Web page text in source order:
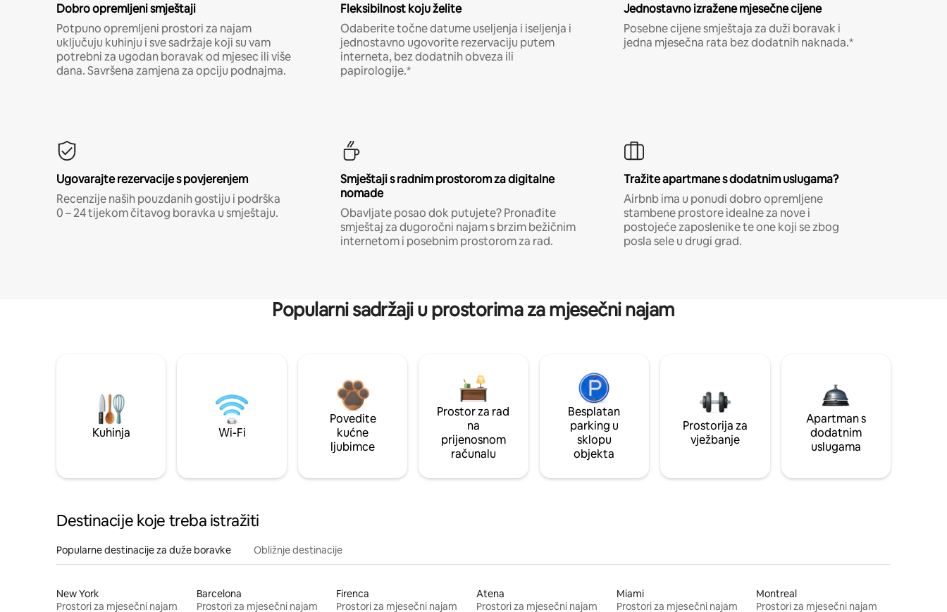
Dobro opremljeni smještaji
Potpuno opremljeni prostori za najam
uključuju kuhinju i sve sadržaje koji su vam
potrebni za ugodan boravak od mjesec ili više
dana. Savršena zamjena za opciju podnajma.
Fleksibilnost koju želite
Odaberite točne datume useljenja i iseljenja i
jednostavno ugovorite rezervaciju putem
interneta, bez dodatnih obveza ili
papirologije.*
Jednostavno izražene mjesečne cijene
Posebne cijene smještaja za duži boravak i
jedna mjesečna rata bez dodatnih naknada.*
Ugovarajte rezervacije s povjerenjem
Recenzije naših pouzdanih gostiju i podrška
0 – 24 tijekom čitavog boravka u smještaju.
Smještaji s radnim prostorom za digitalne
nomade
Obavljate posao dok putujete? Pronađite
smještaj za dugoročni najam s brzim bežičnim
internetom i posebnim prostorom za rad.
Tražite apartmane s dodatnim uslugama?
Airbnb ima u ponudi dobro opremljene
stambene prostore idealne za nove i
postojeće zaposlenike te one koji se zbog
posla sele u drugi grad.
Popularni sadržaji u prostorima za mjesečni najam
Kuhinja Wi-Fi
Povedite
kućne
ljubimce
Prostor za rad
na
prijenosnom
računalu
Besplatan
parking u
sklopu
objekta
Prostorija za
vježbanje
Apartman s
dodatnim
uslugama
Destinacije koje treba istražiti
Popularne destinacije za duže boravke Obližnje destinacije
New York
Prostori za mjesečni najam
Barcelona
Prostori za mjesečni najam
Firenca
Prostori za mjesečni najam
Atena
Prostori za mjesečni najam
Miami
Prostori za mjesečni najam
Montreal
Prostori za mjesečni najam